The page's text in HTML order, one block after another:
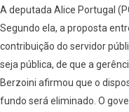
A deputada Alice Portugal
Segundo ela, a proposta
contribuição do servidor
seja pública, de que a
Berzoini afirmou que o
fundo será eliminado. O